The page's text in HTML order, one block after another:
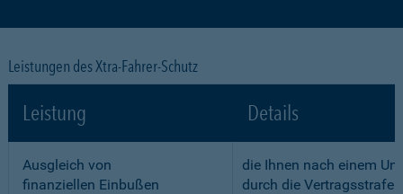
Leistungen des Xtra-Fahrer-Schutz
Leistung Details
Ausgleich von
finanziellen Einbußen
die Ihnen nach einem
durch die Vertragsstrafe